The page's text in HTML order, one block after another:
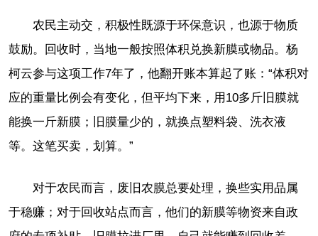
农民主动交，积极性既源于环保意识，也源于物质
鼓励。回收时，当地一般按照体积兑换新膜或物品。杨
柯云参与这项工作7年了，他翻开账本算起了账：“体积对
应的重量比例会有变化，但平均下来，用10多斤旧膜就
能换一斤新膜；旧膜量少的，就换点塑料袋、洗衣液
等。这笔买卖，划算。”
对于农民而言，废旧农膜总要处理，换些实用品属
于稳赚；对于回收站点而言，他们的新膜等物资来自政